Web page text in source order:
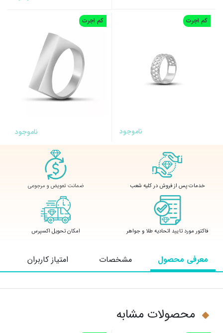
کم اجرت
ناموجود
کم اجرت
ناموجود
خدمات پس از فروش در کلیه شعب ضمانت تعویض و مرجوعی
فاکتور مورد تایید اتحادیه طلا و جواهر امکان تحویل اکسپرس
معرفی محصول مشخصات امتیاز کاربران
محصولات مشابه